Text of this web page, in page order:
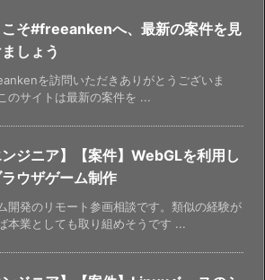
こそ#freeankenへ、最新の案件を見
しょう
を訪問いただきありがとうございま
のサイトは最新の案件を ...
ンジニア】【案件】WebGLを利用し
ウザゲーム制作
開発のリモート参画相談です。類似の経験が
本業としても取り組めそうです ...